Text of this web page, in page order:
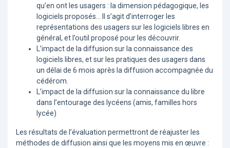
qu’en ont les usagers : la dimension pédagogique, les
logiciels proposés… Il s’agit d’interroger les
représentations des usagers sur les logiciels libres en
général, et l’outil proposé pour les découvrir.
L’impact de la diffusion sur la connaissance des
logiciels libres, et sur les pratiques des usagers dans
un délai de 6 mois après la diffusion accompagnée du
cédérom.
L’impact de la diffusion sur la connaissance du libre
dans l’entourage des lycéens (amis, familles hors
lycée)
Les résultats de l’évaluation permettront de réajuster les
méthodes de diffusion ainsi que les moyens mis en œuvre :